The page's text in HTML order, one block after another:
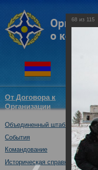
От Договора к
Организации
Объединенный штаб ОДКБ
События
Командование
Историческая справка
68 из 115